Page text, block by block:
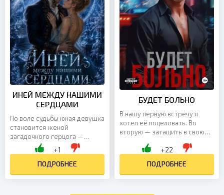
ИНЕЙ МЕЖДУ НАШИМИ
СЕРДЦАМИ
По воле судьбы юная девушка
становится женой
загадочного герцога —
холодного, властного и
скрытного мужчины, рядом с
которым легко потеряться и
почти невозможно остаться
собой. Между ними лежат
+1
ПОДРОБНЕЕ
БУДЕТ БОЛЬНО
В нашу первую встречу я
хотел её поцеловать. Во
вторую — затащить в свою
отпускать. А в третью… сам
нами произошло и к чему всё
это приведёт. Но в одном я
+22
ПОДРОБНЕЕ